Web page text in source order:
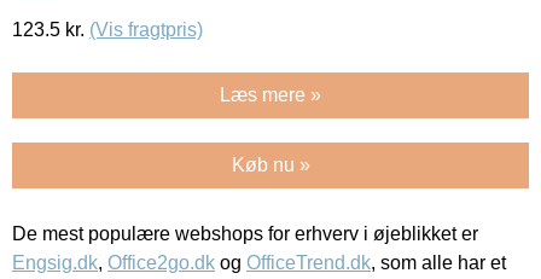
123.5 kr. (Vis fragtpris)
Læs mere »
Køb nu »
De mest populære webshops for erhverv i øjeblikket er
Engsig.dk, Office2go.dk og OfficeTrend.dk, som alle har et